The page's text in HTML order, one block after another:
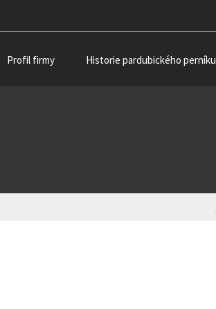
Profil firmy Historie pardubického perníku